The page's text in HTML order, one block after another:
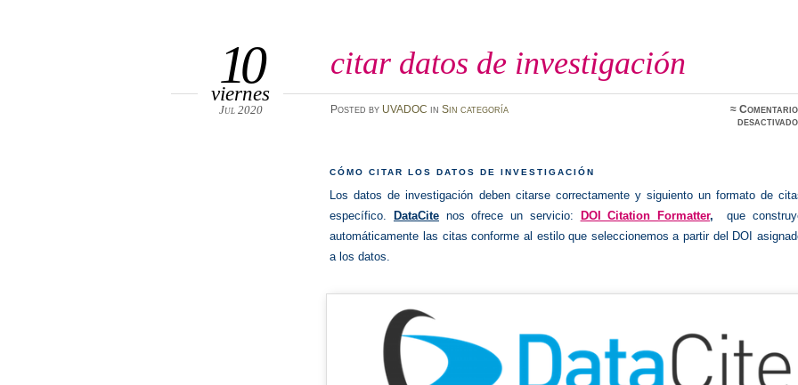
citar datos de investigación
10
viernes
Jul 2020 Posted by UVADOC in Sin categoría ≈
CÓMO CITAR LOS DATOS DE INVESTIGACIÓN
Los datos de investigación deben citarse correctamente y siguiento un formato de
específico.
DataCite nos ofrece un servicio: DOI Citation Formatter,que
automáticamente las citas conforme al estilo que seleccionemos a partir del DOI
a los datos.